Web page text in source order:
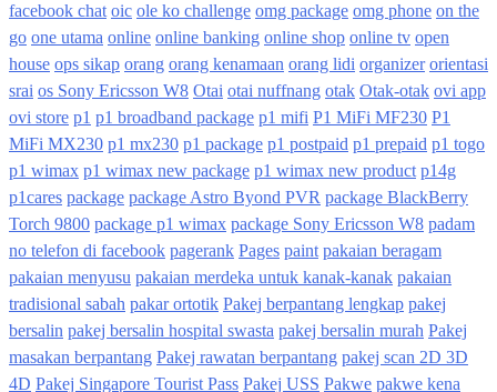
facebook chat oic ole ko challenge omg package omg phone on the
go one utama online online banking online shop online tv open
house ops sikap orang orang kenamaan orang lidi organizer orientasi
srai os Sony Ericsson W8 Otai otai nuffnang otak Otak-otak ovi app
ovi store p1 p1 broadband package p1 mifi P1 MiFi MF230 P1
MiFi MX230 p1 mx230 p1 package p1 postpaid p1 prepaid p1 togo
p1 wimax p1 wimax new package p1 wimax new product p14g
p1cares package package Astro Byond PVR package BlackBerry
Torch 9800 package p1 wimax package Sony Ericsson W8 padam
no telefon di facebook pagerank Pages paint pakaian beragam
pakaian menyusu pakaian merdeka untuk kanak-kanak pakaian
tradisional sabah pakar ortotik Pakej berpantang lengkap pakej
bersalin pakej bersalin hospital swasta pakej bersalin murah Pakej
masakan berpantang Pakej rawatan berpantang pakej scan 2D 3D
4D Pakej Singapore Tourist Pass Pakej USS Pakwe pakwe kena